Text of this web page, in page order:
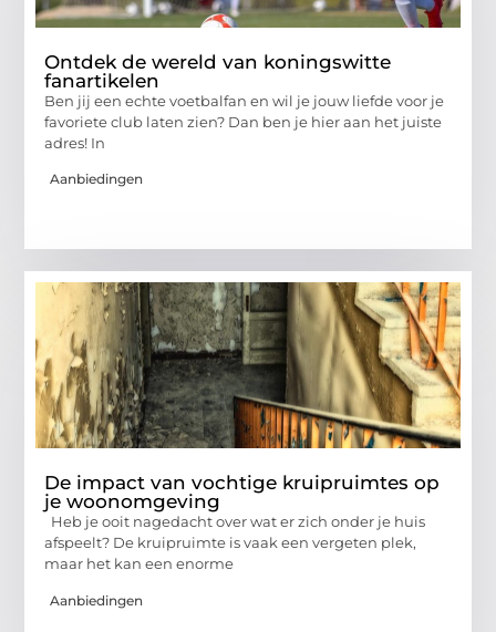
Ontdek de wereld van koningswitte
fanartikelen
Ben jij een echte voetbalfan en wil je jouw liefde voor je
favoriete club laten zien? Dan ben je hier aan het juiste
adres! In
Aanbiedingen
De impact van vochtige kruipruimtes op
je woonomgeving
Heb je ooit nagedacht over wat er zich onder je huis
afspeelt? De kruipruimte is vaak een vergeten plek,
maar het kan een enorme
Aanbiedingen